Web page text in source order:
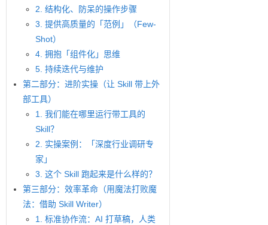
2. 结构化、防呆的操作步骤
3. 提供高质量的「范例」（Few-
Shot）
4. 拥抱「组件化」思维
5. 持续迭代与维护
第二部分：进阶实操（让 Skill 带上外
部工具）
1. 我们能在哪里运行带工具的
Skill？
2. 实操案例：「深度行业调研专
家」
3. 这个 Skill 跑起来是什么样的？
第三部分：效率革命（用魔法打败魔
法：借助 Skill Writer）
1. 标准协作流：AI 打草稿，人类